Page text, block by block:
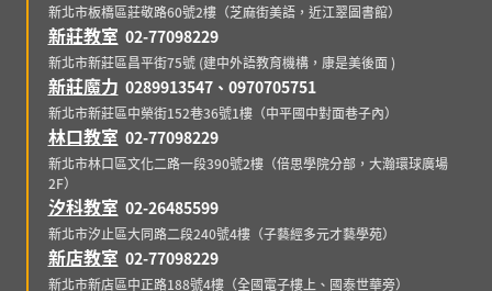
新北市板橋區莊敬路60號2樓（芝麻街美語，近江翠圖書館）
新莊教室 02-77098229
新北市新莊區昌平街75號 (建中外語教育機構，康是美後面 )
新莊魔力 0289913547、0970705751
新北市新莊區中榮街152巷36號1樓（中平國中對面巷子內）
林口教室 02-77098229
新北市林口區文化二路一段390號2樓（倍思學院分部，大瀚環球廣場
2F）
汐科教室 02-26485599
新北市汐止區大同路二段240號4樓（子藝經多元才藝學苑）
新店教室 02-77098229
新北市新店區中正路188號4樓（全國電子樓上、國泰世華旁）